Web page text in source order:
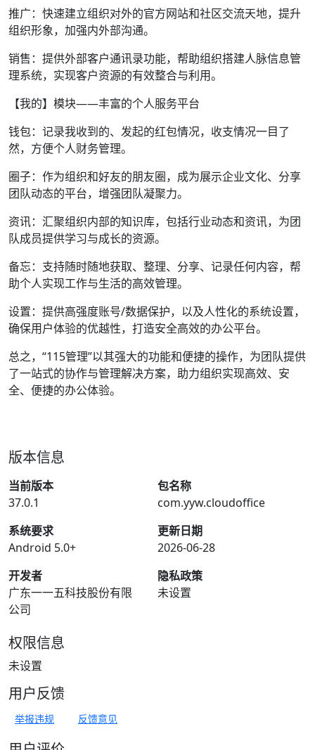
推广：快速建立组织对外的官方网站和社区交流天地，提升
组织形象，加强内外部沟通。
销售：提供外部客户通讯录功能，帮助组织搭建人脉信息管
理系统，实现客户资源的有效整合与利用。
【我的】模块——丰富的个人服务平台
钱包：记录我收到的、发起的红包情况，收支情况一目了
然，方便个人财务管理。
圈子：作为组织和好友的朋友圈，成为展示企业文化、分享
团队动态的平台，增强团队凝聚力。
资讯：汇聚组织内部的知识库，包括行业动态和资讯，为团
队成员提供学习与成长的资源。
备忘：支持随时随地获取、整理、分享、记录任何内容，帮
助个人实现工作与生活的高效管理。
设置：提供高强度账号/数据保护，以及人性化的系统设置，
确保用户体验的优越性，打造安全高效的办公平台。
总之，“115管理”以其强大的功能和便捷的操作，为团队提供
了一站式的协作与管理解决方案，助力组织实现高效、安
全、便捷的办公体验。
版本信息
当前版本
37.0.1
包名称
com.yyw.cloudoffice
系统要求
Android 5.0+
更新日期
2026-06-28
开发者
广东一一五科技股份有限
公司
隐私政策
未设置
权限信息
未设置
用户反馈
举报违规 反馈意见